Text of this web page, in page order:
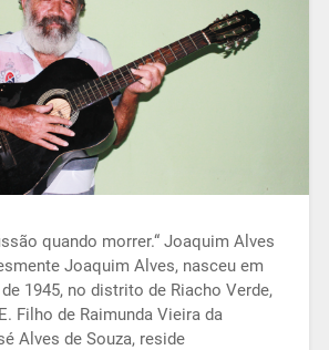
quando morrer.“ Joaquim Alves
Joaquim Alves, nasceu em
1945, no distrito de Riacho Verde,
Filho de Raimunda Vieira da
Alves de Souza, reside